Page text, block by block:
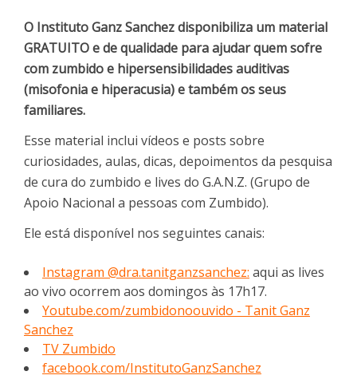
O Instituto Ganz Sanchez disponibiliza um material
GRATUITO e de qualidade para ajudar quem sofre
com zumbido e hipersensibilidades auditivas
(misofonia e hiperacusia) e também os seus
familiares.
Esse material inclui vídeos e posts sobre
curiosidades, aulas, dicas, depoimentos da pesquisa
de cura do zumbido e lives do G.A.N.Z. (Grupo de
Apoio Nacional a pessoas com Zumbido).
Ele está disponível nos seguintes canais:
Instagram @dra.tanitganzsanchez: aqui as lives
ao vivo ocorrem aos domingos às 17h17.
Youtube.com/zumbidonoouvido - Tanit Ganz
Sanchez
TV Zumbido
facebook.com/InstitutoGanzSanchez